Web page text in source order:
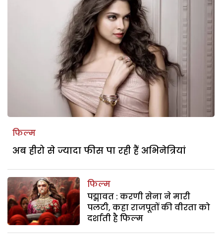
फिल्म
अब हीरो से ज्यादा फीस पा रही हैं अभिनेत्रियां
फिल्म
पद्मावत : करणी सेना ने मारी
पलटी, कहा राजपूतों की वीरता को
दर्शाती है फिल्म